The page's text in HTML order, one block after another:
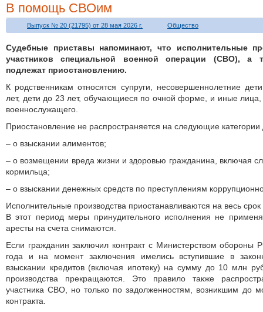
В помощь СВОим
Выпуск № 20 (21795) от 28 мая 2026 г. Общество
Судебные приставы напоминают, что исполнительные
участников специальной военной операции (СВО), а
подлежат приостановлению.
К родственникам относятся супруги, несовершеннолетние
лет, дети до 23 лет, обучающиеся по очной форме, и иные
военнослужащего.
Приостановление не распространяется на следующие категории
– о взыскании алиментов;
– о возмещении вреда жизни и здоровью гражданина, включая
кормильца;
– о взыскании денежных средств по преступлениям
Исполнительные производства приостанавливаются на весь
В этот период меры принудительного исполнения не
аресты на счета снимаются.
Если гражданин заключил контракт с Министерством
года и на момент заключения имелись вступившие в
взыскании кредитов (включая ипотеку) на сумму до 10 млн
производства прекращаются. Это правило также
участника СВО, но только по задолженностям, возникшим до
контракта.